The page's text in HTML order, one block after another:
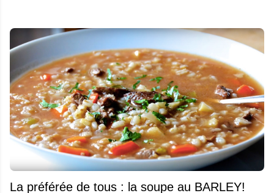
La préférée de tous : la soupe au BARLEY!